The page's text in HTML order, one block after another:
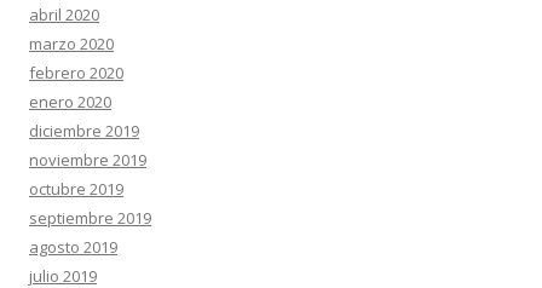
abril 2020
marzo 2020
febrero 2020
enero 2020
diciembre 2019
noviembre 2019
octubre 2019
septiembre 2019
agosto 2019
julio 2019